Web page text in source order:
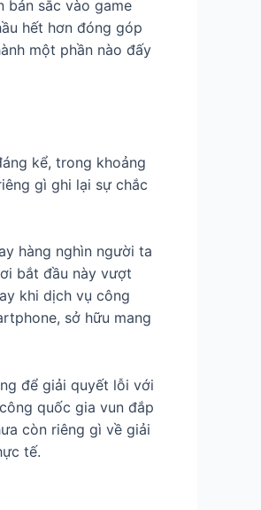
bản sắc vào game
hết hơn đóng góp
một phần nào đấy
kể, trong khoảng
gì ghi lại sự chắc
hàng nghìn người ta
bắt đầu này vượt
khi dịch vụ công
sở hữu mang
để giải quyết lỗi với
quốc gia vun đắp
còn riêng gì về giải
tế.